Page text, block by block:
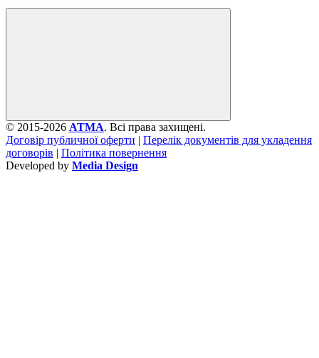
© 2015-2026 ATMA. Всі права захищені.
Договір публичної оферти | Перелік документів для укладення
договорів | Політика повернення
Developed by Media Design